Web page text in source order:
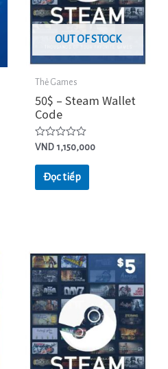
OUT OF STOCK
Thẻ Games
50$ – Steam Wallet
Code
Được
hạng
VND 1,150,000
Đọc tiếp